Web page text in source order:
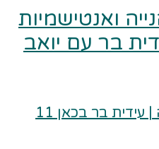
ואנטישמיות
בר עם יואב